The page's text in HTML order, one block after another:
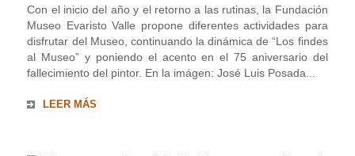
Con el inicio del año y el retorno a las rutinas, la Fundación
Museo Evaristo Valle propone diferentes actividades para
disfrutar del Museo, continuando la dinámica de “Los findes
al Museo” y poniendo el acento en el 75 aniversario del
fallecimiento del pintor. En la imágen: José Luis Posada...
LEER MÁS